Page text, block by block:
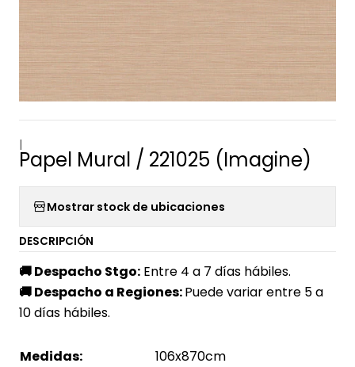
|
Papel Mural / 221025 (Imagine)
Mostrar stock de ubicaciones
DESCRIPCIÓN
🚚Despacho Stgo: Entre 4 a 7 días hábiles.
🚚Despacho a Regiones:Puede variar entre 5 a
10 días hábiles.
Medidas:
106x870cm